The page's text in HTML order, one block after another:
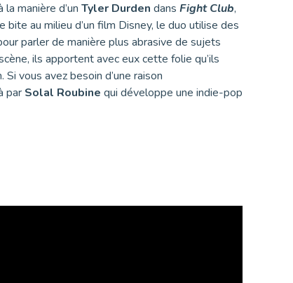
manière d’un Tyler Durden dans Fight Club,
au milieu d’un film Disney, le duo utilise des
parler de manière plus abrasive de sujets
ils apportent avec eux cette folie qu’ils
vous avez besoin d’une raison
par Solal Roubine qui développe une indie-pop